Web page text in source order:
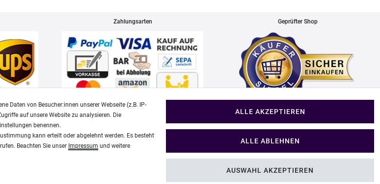
Zahlungsarten Geprüfter Shop
Impressum
Im Shop Kaufen
Daten von Besucher:innen unserer Webseite (z.B. IP-
auf unsere Website zu analysieren. Die
benennen.
kann erteilt oder abgelehnt werden. Es besteht
Beachten Sie unser Impressum und weitere
ALLE AKZEPTIEREN
ALLE ABLEHNEN
AUSWAHL AKZEPTIEREN